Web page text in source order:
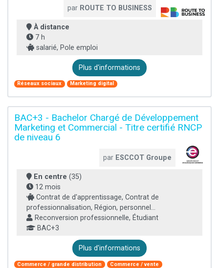
par ROUTE TO BUSINESS
À distance
7 h
salarié, Pole emploi
Plus d'informations
Réseaux sociaux Marketing digital
BAC+3 - Bachelor Chargé de Développement
Marketing et Commercial - Titre certifié RNCP
de niveau 6
par ESCCOT Groupe
En centre (35)
12 mois
Contrat de d'apprentissage, Contrat de
professionnalisation, Région, personnel...
Reconversion professionnelle, Étudiant
BAC+3
Plus d'informations
Commerce / grande distribution
Commerce / vente